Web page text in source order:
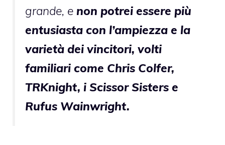
grande, e non potrei essere più
entusiasta con l’ampiezza e la
varietà dei vincitori, volti
familiari come Chris Colfer,
TRKnight, i Scissor Sisters e
Rufus Wainwright.